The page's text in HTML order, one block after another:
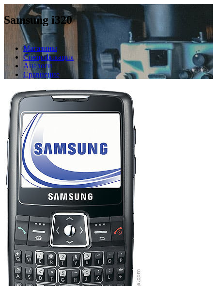
Samsung i320
Магазины
Спецификация
Аналоги
Сравнение